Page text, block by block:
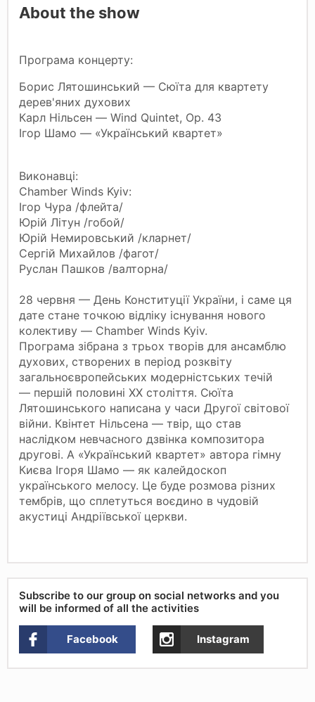
About the show
Програма концерту:
Борис Лятошинський — Сюїта для квартету
дерев'яних духових
Карл Нільсен — Wind Quintet, Op. 43
Ігор Шамо — «Український квартет»
Виконавці:
Chamber Winds Kyiv:
Ігор Чура /флейта/
Юрій Літун /гобой/
Юрій Немировський /кларнет/
Сергій Михайлов /фагот/
Руслан Пашков /валторна/
28 червня — День Конституції України, і саме ця
дате стане точкою відліку існування нового
колективу — Chamber Winds Kyiv.
Програма зібрана з трьох творів для ансамблю
духових, створених в період розквіту
загальноєвропейських модерністських течій
— першій половині ХХ століття. Сюїта
Лятошинського написана у часи Другої світової
війни. Квінтет Нільсена — твір, що став
наслідком невчасного дзвінка композитора
другові. А «Український квартет» автора гімну
Києва Ігоря Шамо — як калейдоскоп
українського мелосу. Це буде розмова різних
тембрів, що сплетуться воєдино в чудовій
акустиці Андріївської церкви.
Subscribe to our group on social networks and you
will be informed of all the activities
Facebook Instagram